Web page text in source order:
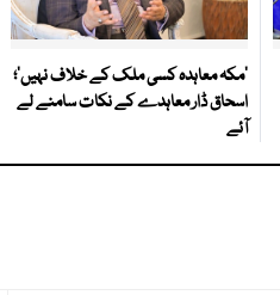
‘مکہ معاہدہ کسی ملک کے خلاف نہیں’؛
اسحاق ڈار معاہدے کے نکات سامنے لے
آئے